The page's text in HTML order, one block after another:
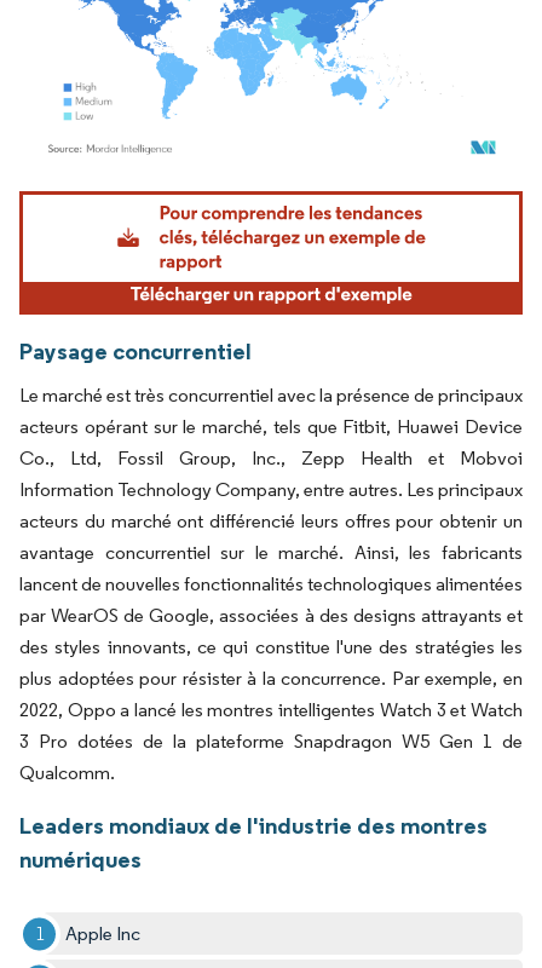
Image © Mordor Intelligence. La réutilisation nécessite une attribution sous CC BY
Paysage concurrentiel
Le marché est très concurrentiel avec la présence de principaux
acteurs opérant sur le marché, tels que Fitbit, Huawei Device
Co., Ltd, Fossil Group, Inc., Zepp Health et Mobvoi
Information Technology Company, entre autres. Les principaux
acteurs du marché ont différencié leurs offres pour obtenir un
avantage concurrentiel sur le marché. Ainsi, les fabricants
lancent de nouvelles fonctionnalités technologiques alimentées
par WearOS de Google, associées à des designs attrayants et
des styles innovants, ce qui constitue l'une des stratégies les
plus adoptées pour résister à la concurrence. Par exemple, en
2022, Oppo a lancé les montres intelligentes Watch 3 et Watch
3 Pro dotées de la plateforme Snapdragon W5 Gen 1 de
Qualcomm.
Leaders mondiaux de l'industrie des montres
numériques
Apple Inc